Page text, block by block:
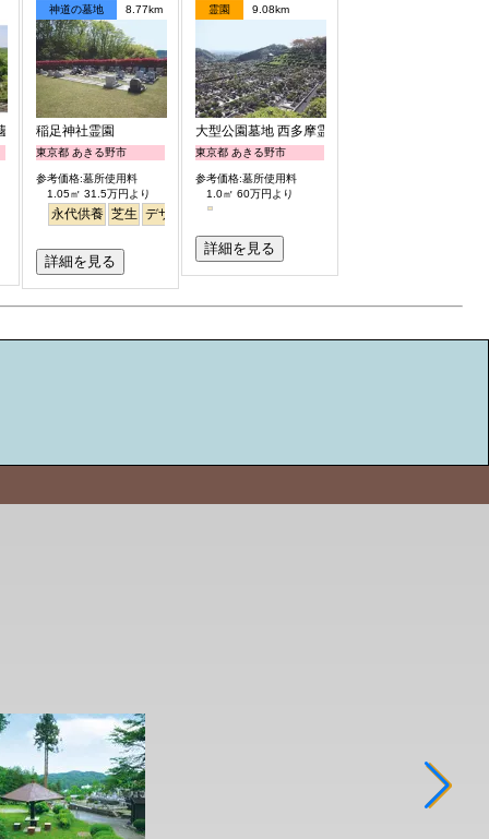
地公園
神道の墓地 8.77km
稲足神社霊園
東京都 あきる野市
参考価格:墓所使用料
1.05㎡ 31.5万円より
永代供養 芝生 デザイン
詳細を見る
霊園 9.08km
大型公園墓地 西多摩霊園
東京都 あきる野市
参考価格:墓所使用料
1.0㎡ 60万円より
詳細を見る